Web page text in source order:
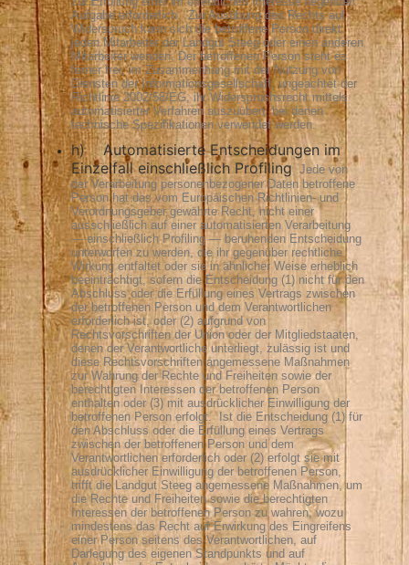
Aufgabe erforderlich. Zur Ausübung des Rechts auf
Widerspruch kann sich die betroffene Person direkt
jeden Mitarbeiter der Landgut Steeg oder einen anderen
Mitarbeiter wenden. Der betroffenen Person steht es
ferner frei, im Zusammenhang mit der Nutzung von
Diensten der Informationsgesellschaft, ungeachtet der
Richtlinie 2002/58/EG, ihr Widerspruchsrecht mittels
automatisierter Verfahren auszuüben, bei denen
technische Spezifikationen verwendet werden.
h) Automatisierte Entscheidungen im
Einzelfall einschließlich Profiling Jede von
der Verarbeitung personenbezogener Daten betroffene
Person hat das vom Europäischen Richtlinien- und
Verordnungsgeber gewährte Recht, nicht einer
ausschließlich auf einer automatisierten Verarbeitung
— einschließlich Profiling — beruhenden Entscheidung
unterworfen zu werden, die ihr gegenüber rechtliche
Wirkung entfaltet oder sie in ähnlicher Weise erheblich
beeinträchtigt, sofern die Entscheidung (1) nicht für den
Abschluss oder die Erfüllung eines Vertrags zwischen
der betroffenen Person und dem Verantwortlichen
erforderlich ist, oder (2) aufgrund von
Rechtsvorschriften der Union oder der Mitgliedstaaten,
denen der Verantwortliche unterliegt, zulässig ist und
diese Rechtsvorschriften angemessene Maßnahmen
zur Wahrung der Rechte und Freiheiten sowie der
berechtigten Interessen der betroffenen Person
enthalten oder (3) mit ausdrücklicher Einwilligung der
betroffenen Person erfolgt. Ist die Entscheidung (1) für
den Abschluss oder die Erfüllung eines Vertrags
zwischen der betroffenen Person und dem
Verantwortlichen erforderlich oder (2) erfolgt sie mit
ausdrücklicher Einwilligung der betroffenen Person,
trifft die Landgut Steeg angemessene Maßnahmen, um
die Rechte und Freiheiten sowie die berechtigten
Interessen der betroffenen Person zu wahren, wozu
mindestens das Recht auf Erwirkung des Eingreifens
einer Person seitens des Verantwortlichen, auf
Darlegung des eigenen Standpunkts und auf